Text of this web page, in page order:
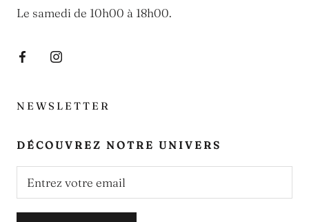
Le samedi de 10h00 à 18h00.
NEWSLETTER
DÉCOUVREZ NOTRE UNIVERS